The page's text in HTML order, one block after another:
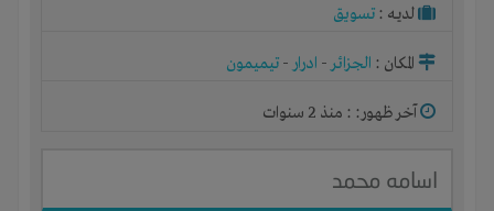
لديـه : تسويق
المكان : الجزائر- ادرار- تيميمون
آخر ظهور: : منذ 2 سنوات
اسامه محمد